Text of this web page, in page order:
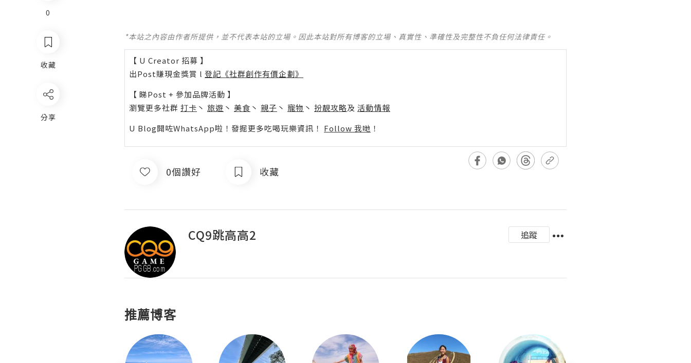
0
收藏
分享
*本站之內容由作者所提供，並不代表本站的立場。因此本站對所有博客的立場、真實性、準確性及完整性不負任何法律責任。
【 U Creator 招募 】
出Post賺現金獎賞 l 登記《社群創作有價企劃》
【 睇Post + 參加品牌活動 】
瀏覽更多社群 打卡 丶 旅遊 丶 美食 丶 親子 丶 寵物 丶 扮靚攻略及 活動情報
U Blog開咗WhatsApp啦！發掘更多吃喝玩樂資訊！ Follow 我哋 ！
0個讚好 收藏
CQ9跳高高2 追蹤
推薦博客